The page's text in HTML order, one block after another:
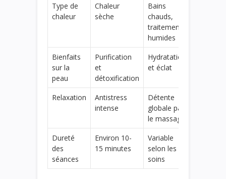
Type de
chaleur
Chaleur
sèche
Bains
chauds,
traitements
humides
Bienfaits
sur la
peau
Purification
et
détoxification
Hydratation
et éclat
Relaxation
Antistress
intense
Détente
globale par
le massage
Dureté
des
séances
Environ 10-
15 minutes
Variable
selon les
soins